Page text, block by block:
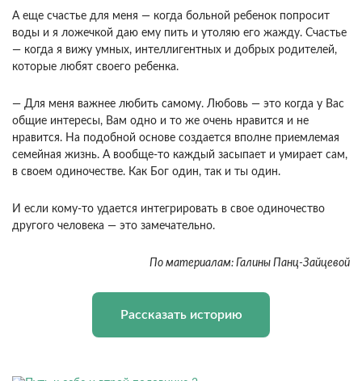
А еще счастье для меня — когда больной ребенок попросит
воды и я ложечкой даю ему пить и утоляю его жажду. Счастье
— когда я вижу умных, интеллигентных и добрых родителей,
которые любят своего ребенка.
— Для меня важнее любить самому. Любовь — это когда у Вас
общие интересы, Вам одно и то же очень нравится и не
нравится. На подобной основе создается вполне приемлемая
семейная жизнь. А вообще-то каждый засыпает и умирает сам,
в своем одиночестве. Как Бог один, так и ты один.
И если кому-то удается интегрировать в свое одиночество
другого человека — это замечательно.
По материалам: Галины Панц-Зайцевой
Рассказать историю